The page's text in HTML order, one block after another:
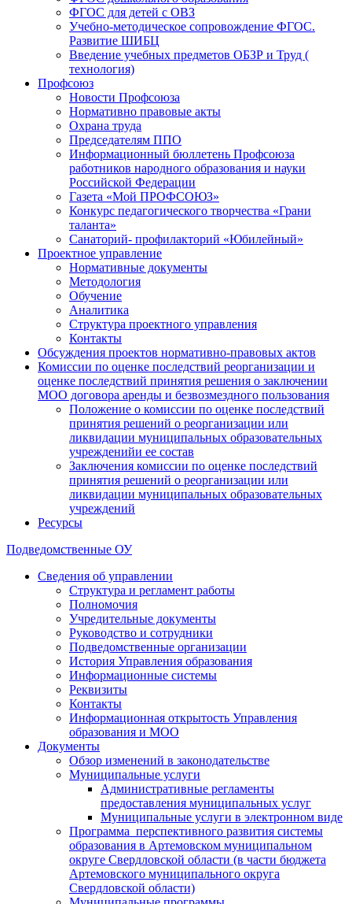
ФГОС для детей с ОВЗ
Учебно-методическое сопровождение ФГОС.
Развитие ШИБЦ
Введение учебных предметов ОБЗР и Труд (
технология)
Профсоюз
Новости Профсоюза
Нормативно правовые акты
Охрана труда
Председателям ППО
Информационный бюллетень Профсоюза
работников народного образования и науки
Российской Федерации
Газета «Мой ПРОФСОЮЗ»
Конкурс педагогического творчества «Грани
таланта»
Санаторий- профилакторий «Юбилейный»
Проектное управление
Нормативные документы
Методология
Обучение
Аналитика
Структура проектного управления
Контакты
Обсуждения проектов нормативно-правовых актов
Комиссии по оценке последствий реорганизации и
оценке последствий принятия решения о заключении
МОО договора аренды и безвозмездного пользования
Положение о комиссии по оценке последствий
принятия решений о реорганизации или
ликвидации муниципальных образовательных
учрежденийи ее состав
Заключения комиссии по оценке последствий
принятия решений о реорганизации или
ликвидации муниципальных образовательных
учреждений
Ресурсы
Подведомственные ОУ
Сведения об управлении
Структура и регламент работы
Полномочия
Учредительные документы
Руководство и сотрудники
Подведомственные организации
История Управления образования
Информационные системы
Реквизиты
Контакты
Информационная открытость Управления
образования и МОО
Документы
Обзор изменений в законодательстве
Муниципальные услуги
Административные регламенты
предоставления муниципальных услуг
Муниципальные услуги в электронном виде
Программа перспективного развития системы
образования в Артемовском муниципальном
округе Свердловской области (в части бюджета
Артемовского муниципального округа
Свердловской области)